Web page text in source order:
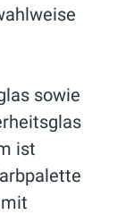
sowie
ist